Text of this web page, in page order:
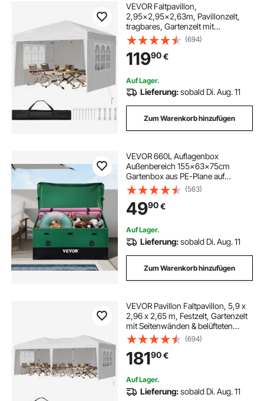
VEVOR Faltpavillon,
2,95x2,95x2,63m, Pavillonzelt,
tragbares, Gartenzelt mit
Seitenwänden & belüfteten
Fenstern, 3 Höheneinstellungen,
Festzelt, Sonnenschutz für
Veranstaltungen im Außenbereich,
weiß
(694)
11990€
Auf Lager.
Lieferung:sobald Di. Aug. 11
Zum Warenkorb hinzufügen
VEVOR 660L Auflagenbox
Außenbereich 155x63x75cm
Gartenbox aus PE-Plane auf
industriellem Niveau Wasserdicht
Luftdurchlässig Aufbewahrungsbox
Truhe Gartenbox für Gebrauch zu
Hause und beim Camping
(563)
4990€
Auf Lager.
Lieferung:sobald Di. Aug. 11
Zum Warenkorb hinzufügen
VEVOR Pavillon Faltpavillon, 5,9 x
2,96 x 2,65 m, Festzelt, Gartenzelt
mit Seitenwänden & belüfteten
Fenstern, 3 Höheneinstellungen,
Sonnenschutz für Veranstaltungen
im Außenbereich, weiß
(694)
18190€
Auf Lager.
Lieferung:sobald Di. Aug. 11